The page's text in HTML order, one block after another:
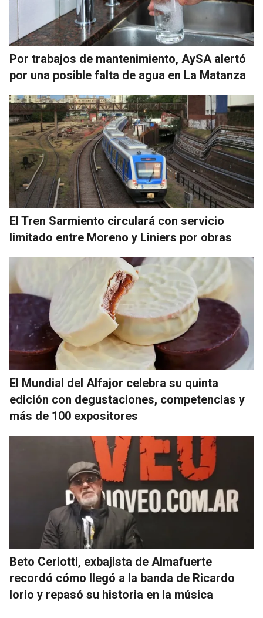
Por trabajos de mantenimiento, AySA alertó
por una posible falta de agua en La Matanza
El Tren Sarmiento circulará con servicio
limitado entre Moreno y Liniers por obras
El Mundial del Alfajor celebra su quinta
edición con degustaciones, competencias y
más de 100 expositores
Beto Ceriotti, exbajista de Almafuerte
recordó cómo llegó a la banda de Ricardo
Iorio y repasó su historia en la música